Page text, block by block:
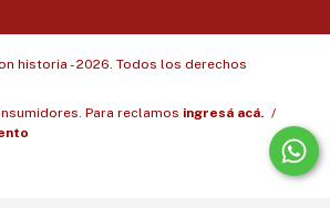
historia - 2026. Todos los derechos
Para reclamos ingresá acá. /